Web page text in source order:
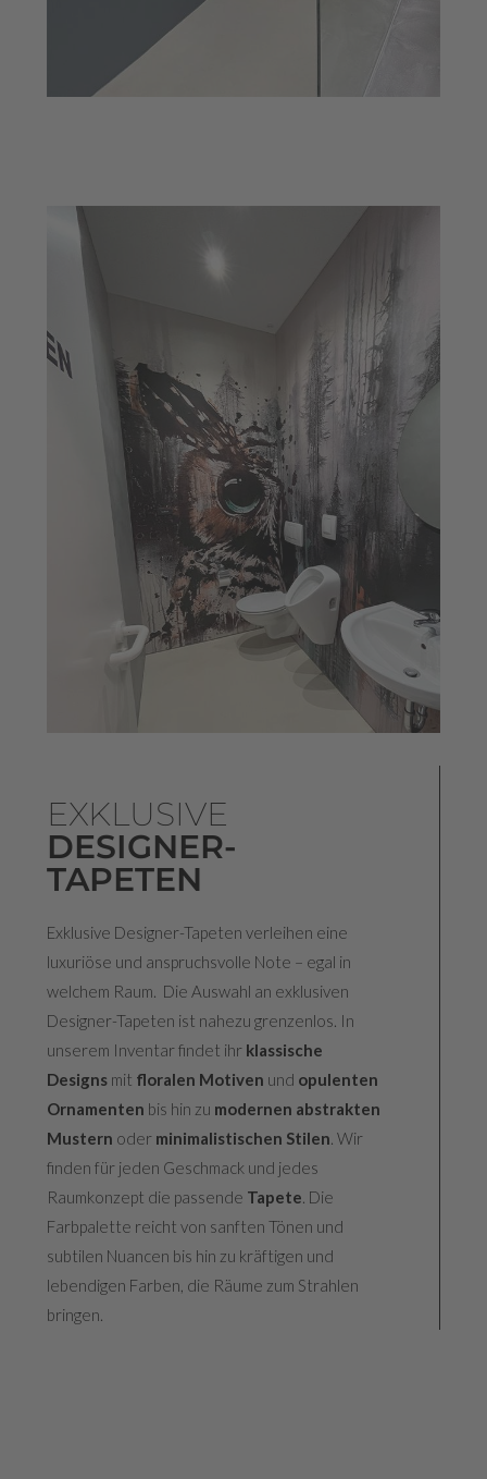
EXKLUSIVE
DESIGNER-
TAPETEN
Exklusive Designer-Tapeten verleihen eine
luxuriöse und anspruchsvolle Note – egal in
welchem Raum. Die Auswahl an exklusiven
Designer-Tapeten ist nahezu grenzenlos. In
unserem Inventar findet ihr klassische
Designsmit floralen Motiven und opulenten
Ornamenten bis hin zu modernen abstrakten
Mustern oder minimalistischen Stilen. Wir
finden für jeden Geschmack und jedes
Raumkonzept die passende Tapete. Die
Farbpalette reicht von sanften Tönen und
subtilen Nuancen bis hin zu kräftigen und
lebendigen Farben, die Räume zum Strahlen
bringen.